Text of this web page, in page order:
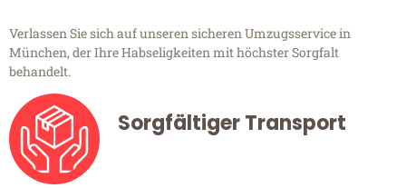
Verlassen Sie sich auf unseren sicheren Umzugsservice in
München, der Ihre Habseligkeiten mit höchster Sorgfalt
behandelt.
Sorgfältiger Transport